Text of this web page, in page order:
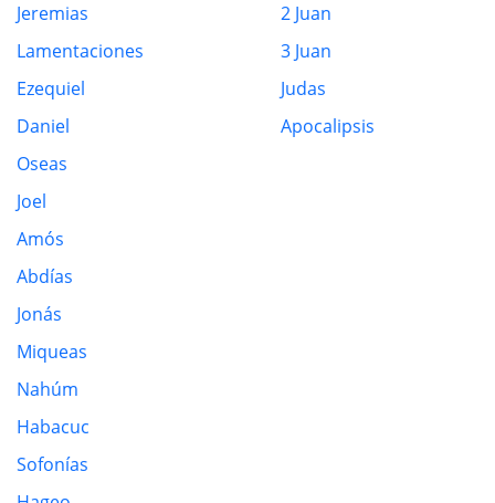
Jeremias
Lamentaciones
Ezequiel
Daniel
Oseas
Joel
Amós
Abdías
Jonás
Miqueas
Nahúm
Habacuc
Sofonías
2 Juan
3 Juan
Judas
Apocalipsis